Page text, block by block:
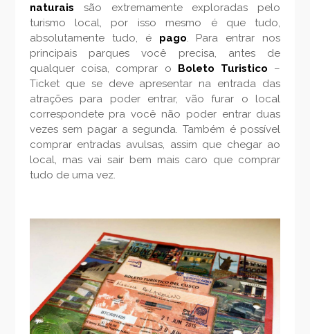
naturais são extremamente exploradas pelo
turismo local, por isso mesmo é que tudo,
absolutamente tudo, é pago. Para entrar nos
principais parques você precisa, antes de
qualquer coisa, comprar o Boleto Turistico –
Ticket que se deve apresentar na entrada das
atrações para poder entrar, vão furar o local
correspondete pra você não poder entrar duas
vezes sem pagar a segunda. Também é possível
comprar entradas avulsas, assim que chegar ao
local, mas vai sair bem mais caro que comprar
tudo de uma vez.